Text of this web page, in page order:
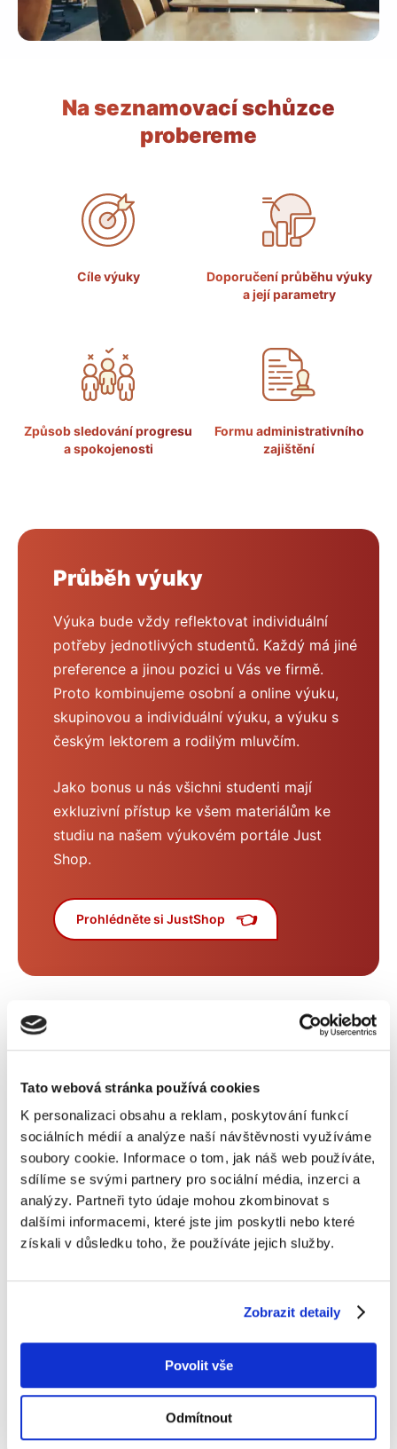
Tato webová stránka používá cookies
K personalizaci obsahu a reklam, poskytování funkcí
sociálních médií a analýze naší návštěvnosti využíváme
soubory cookie. Informace o tom, jak náš web používáte,
sdílíme se svými partnery pro sociální média, inzerci a
analýzy. Partneři tyto údaje mohou zkombinovat s
dalšími informacemi, které jste jim poskytli nebo které
získali v důsledku toho, že používáte jejich služby.
Zobrazit detaily
Povolit vše
Odmítnout
Na seznamovací schůzce
probereme
Cíle výuky
Doporučení průběhu výuky
a její parametry
Způsob sledování progresu
a spokojenosti
Formu administrativního
zajištění
Průběh výuky
Výuka bude vždy reflektovat individuální
potřeby jednotlivých studentů. Každý má jiné
preference a jinou pozici u Vás ve firmě.
Proto kombinujeme osobní a online výuku,
skupinovou a individuální výuku, a výuku s
českým lektorem a rodilým mluvčím.
Jako bonus u nás všichni studenti mají
exkluzivní přístup ke všem materiálům ke
studiu na našem výukovém portále Just
Shop.
Prohlédněte si JustShop 👈
Kontrola spokojenosti
Všem studentům budeme po 5 hodinách výuky volat
a zjišťovat jejich spokojenost s výukou. Na základě
tohoto hovoru, nebo kdykoliv jindy v průběhu výuky,
je možné z jakéhokoliv důvodu změnit lektora.
elektronická anketa spokojenosti, abychom
zaručili jejich spokojenost v průběhu výuky.